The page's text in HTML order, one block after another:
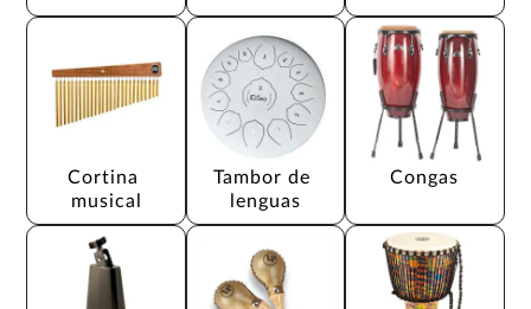
Cortina
musical
Tambor de
lenguas
Congas